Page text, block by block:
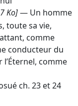
Ko]— Un homme
toute sa vie,
comme
conducteur du
comme
ch. 23 et 24